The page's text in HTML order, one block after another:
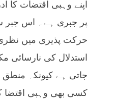
اپنے وہبی اقتضآت کا
پر جبری ہے۔ اس جبر
حرکت پذیری میں
استدلال کی نارسائی
جاتی ہے کیونکہ منطق
کسی بھی وہبی اقتضا